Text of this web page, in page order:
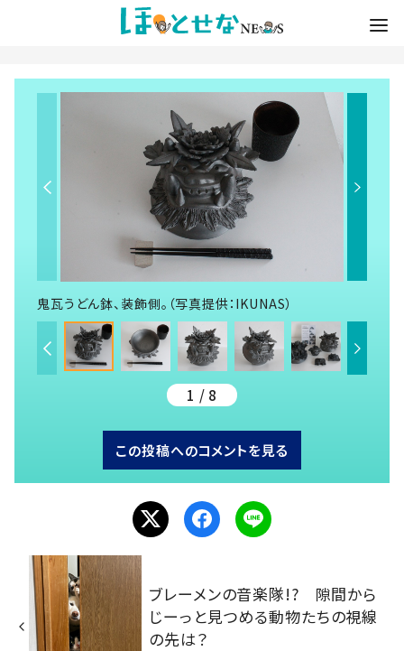
鬼瓦うどん鉢、装飾側。（写真提供：IKUNAS）
1 / 8
この投稿へのコメントを見る
ブレーメンの音楽隊!? 隙間から
じーっと見つめる動物たちの視線
の先は？